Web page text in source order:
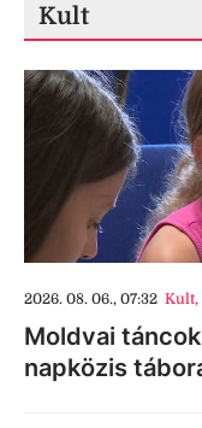
Kult
2026. 08. 06., 07:32 Kult,
Moldvai
napközis